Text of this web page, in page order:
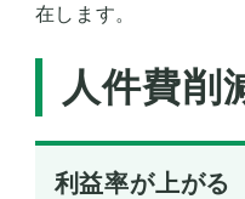
在します。
人件費削
利益率が上がる